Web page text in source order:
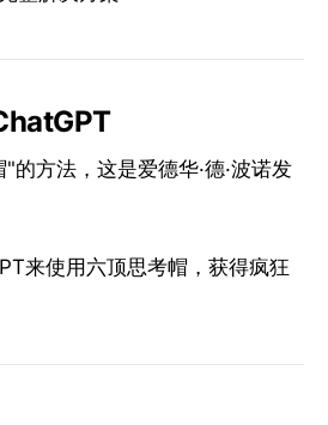
的方法，这是爱德华·德·波诺发
来使用六顶思考帽，获得疯狂